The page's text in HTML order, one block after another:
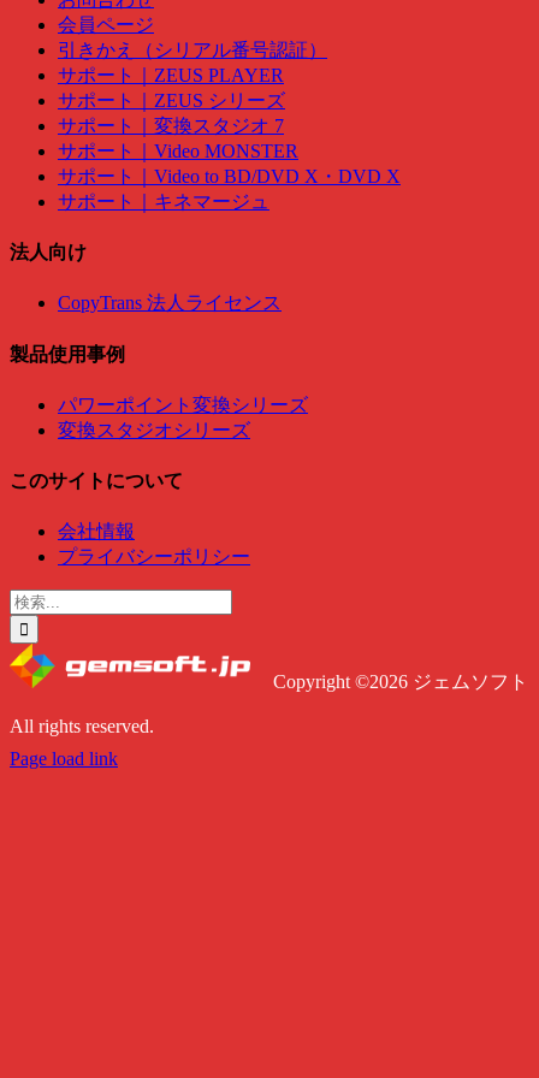
会員ページ
引きかえ（シリアル番号認証）
サポート｜ZEUS PLAYER
サポート｜ZEUS シリーズ
サポート｜変換スタジオ 7
サポート｜Video MONSTER
サポート｜Video to BD/DVD X・DVD X
サポート｜キネマージュ
法人向け
CopyTrans 法人ライセンス
製品使用事例
パワーポイント変換シリーズ
変換スタジオシリーズ
このサイトについて
会社情報
プライバシーポリシー
検
索
…
Copyright ©2026 ジェムソフト
All rights reserved.
Twitter
Instagram
Facebook
Page load link